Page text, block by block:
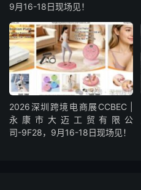
9月16-18日现场见！
2026深圳跨境电商展CCBEC |
永康市大迈工贸有限公
司-9F28，9月16-18日现场见！